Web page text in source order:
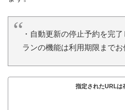
・自動更新の停止予約を完
ランの機能は利用期限までお
指定されたURLは